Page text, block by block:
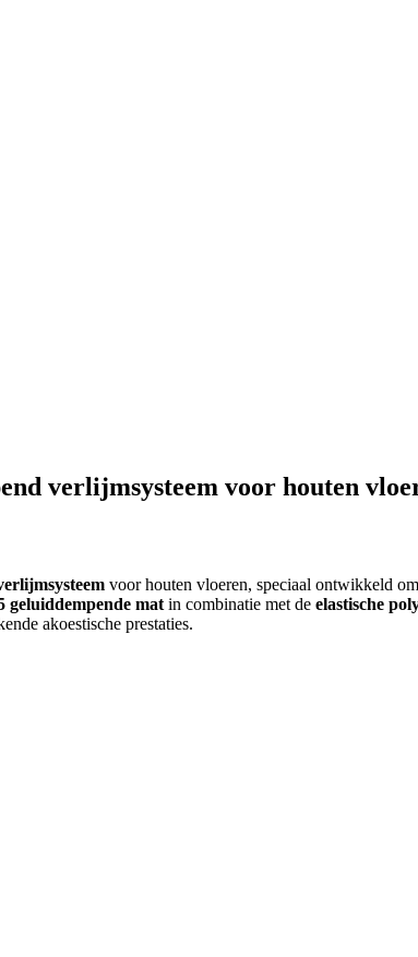
verlijmsysteem voor houten
voor houten vloeren, speciaal ontwikkeld om
mat in combinatie met de elastische
akoestische prestaties.